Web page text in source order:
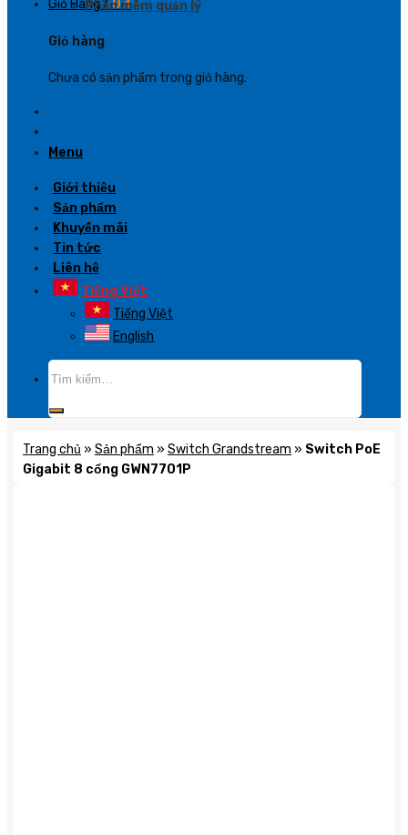
Giỏ Hàng /0₫
Giỏ hàng
Chưa có sản phẩm trong giỏ hàng.
Menu
Phần mềm quản lý
Giới thiệu
Sản phẩm
Khuyến mãi
Tin tức
Liên hệ
Tiếng Việt
Tiếng Việt
English
Trang chủ » Sản phẩm » Switch Grandstream » Switch PoE
Gigabit 8 cổng GWN7701P